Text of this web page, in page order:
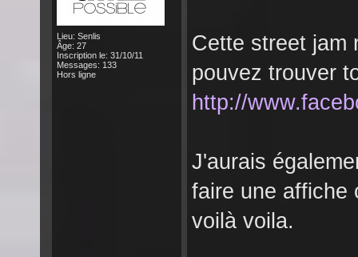
Lieu: Senlis
Âge: 27
Inscription le: 31/10/11
Messages: 133
Hors ligne
Cette street jam
pouvez trouver
http://
J'aurais
faire une affiche
voilà voila.